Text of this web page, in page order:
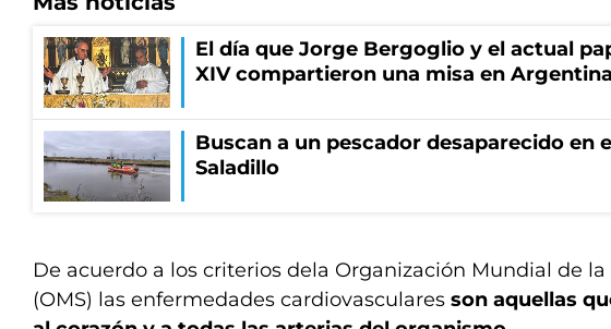
El día que Jorge Bergoglio y el actual
XIV compartieron una misa en Argentina
Buscan a un pescador desaparecido en
Saladillo
De acuerdo a los criterios dela Organización Mundial de la
(OMS) las enfermedades cardiovasculares son aquellas